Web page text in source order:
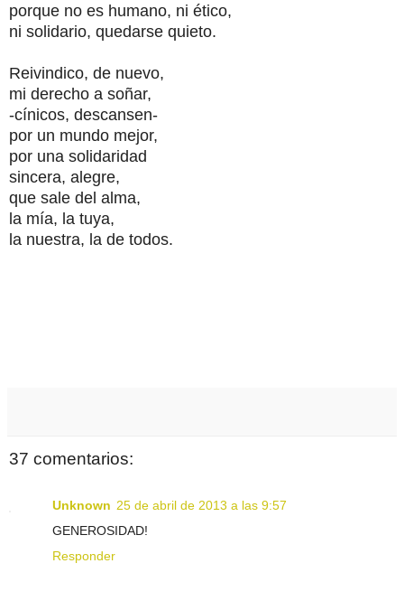
porque no es humano, ni ético,
ni solidario, quedarse quieto.
Reivindico, de nuevo,
mi derecho a soñar,
-cínicos, descansen-
por un mundo mejor,
por una solidaridad
sincera, alegre,
que sale del alma,
la mía, la tuya,
la nuestra, la de todos.
37 comentarios:
Unknown 25 de abril de 2013 a las 9:57
GENEROSIDAD!
Responder